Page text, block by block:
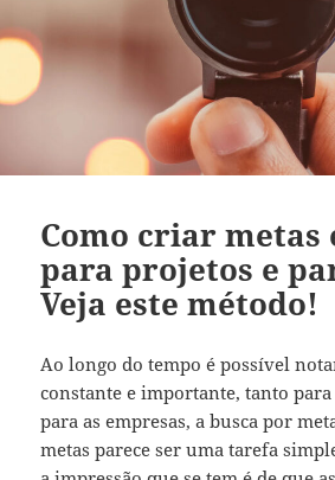
Como criar metas
para projetos e
Veja este método!
Ao longo do tempo é possível
constante e importante, tanto para
para as empresas, a busca por
metas parece ser uma tarefa